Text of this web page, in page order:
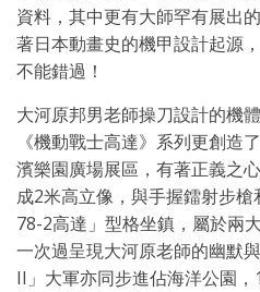
資料，其中更有大師罕有展出
著日本動畫史的機甲設計起源
不能錯過！
大河原邦男老師操刀設計的機
《機動戰士高達》系列更創造
濱樂園廣場展區，有著正義之
成2米高立像，與手握鐳射步
78-2高達」型格坐鎮，屬於兩
一次過呈現大河原老師的幽默
II」大軍亦同步進佔海洋公園